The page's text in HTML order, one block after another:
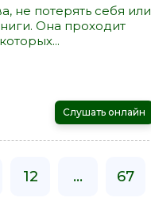
не потерять себя или
Она проходит
Слушать онлайн
12 ... 67